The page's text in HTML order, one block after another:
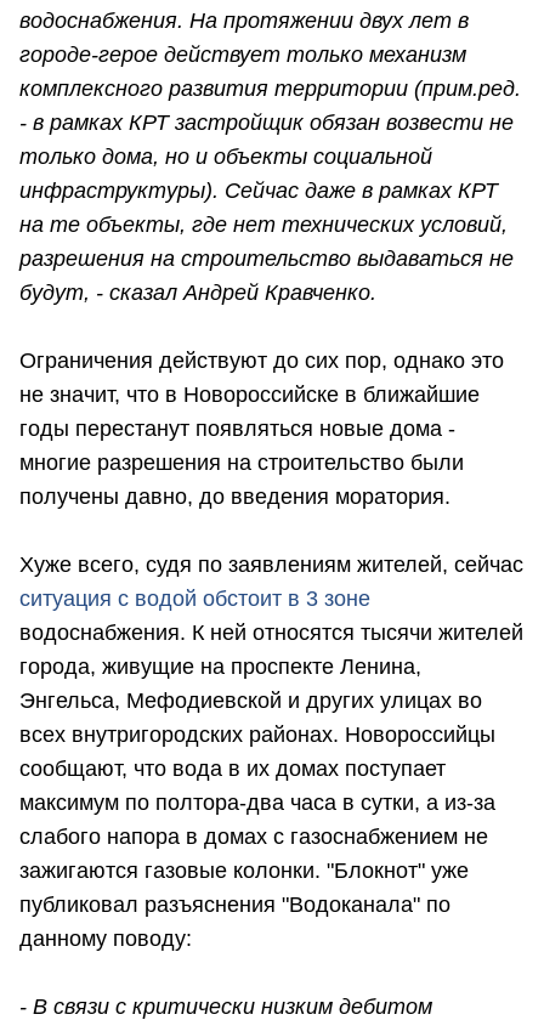
водоснабжения. На протяжении двух лет в
городе-герое действует только механизм
комплексного развития территории (прим.ред.
- в рамках КРТ застройщик обязан возвести не
только дома, но и объекты социальной
инфраструктуры). Сейчас даже в рамках КРТ
на те объекты, где нет технических условий,
разрешения на строительство выдаваться не
будут, - сказал Андрей Кравченко.
Ограничения действуют до сих пор, однако это
не значит, что в Новороссийске в ближайшие
годы перестанут появляться новые дома -
многие разрешения на строительство были
получены давно, до введения моратория.
Хуже всего, судя по заявлениям жителей, сейчас
ситуация с водой обстоит в 3 зоне
водоснабжения. К ней относятся тысячи жителей
города, живущие на проспекте Ленина,
Энгельса, Мефодиевской и других улицах во
всех внутригородских районах. Новороссийцы
сообщают, что вода в их домах поступает
максимум по полтора-два часа в сутки, а из-за
слабого напора в домах с газоснабжением не
зажигаются газовые колонки. "Блокнот" уже
публиковал разъяснения "Водоканала" по
данному поводу:
- В связи с критически низким дебитом